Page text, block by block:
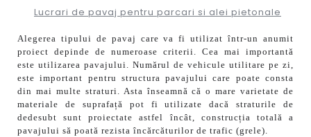
Lucrari de pavaj pentru parcari si alei pietonale
Alegerea tipului de pavaj care va fi utilizat într-un anumit
proiect depinde de numeroase criterii. Cea mai importantă
este utilizarea pavajului. Numărul de vehicule utilitare pe zi,
este important pentru structura pavajului care poate consta
din mai multe straturi. Asta înseamnă că o mare varietate de
materiale de suprafață pot fi utilizate dacă straturile de
dedesubt sunt proiectate astfel încât, construcția totală a
pavajului să poată rezista încărcăturilor de trafic (grele).